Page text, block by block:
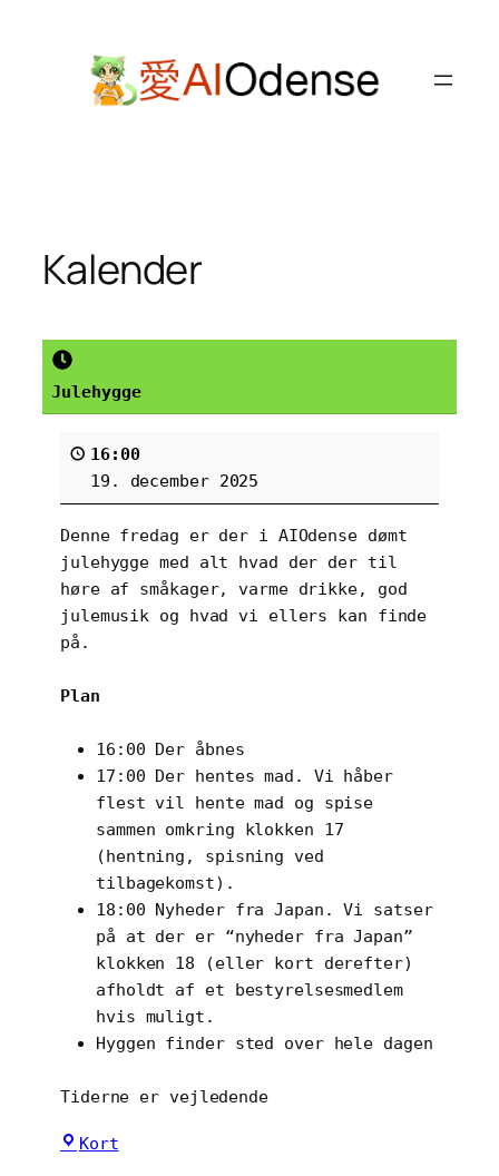
Kalender
Julehygge
16:00
19. december 2025
Denne fredag er der i AIOdense dømt
julehygge med alt hvad der der til
høre af småkager, varme drikke, god
julemusik og hvad vi ellers kan finde
på.
Plan
16:00 Der åbnes
17:00 Der hentes mad. Vi håber
flest vil hente mad og spise
sammen omkring klokken 17
(hentning, spisning ved
tilbagekomst).
18:00 Nyheder fra Japan. Vi satser
på at der er “nyheder fra Japan”
klokken 18 (eller kort derefter)
afholdt af et bestyrelsesmedlem
hvis muligt.
Hyggen finder sted over hele dagen
Tiderne er vejledende
Kort